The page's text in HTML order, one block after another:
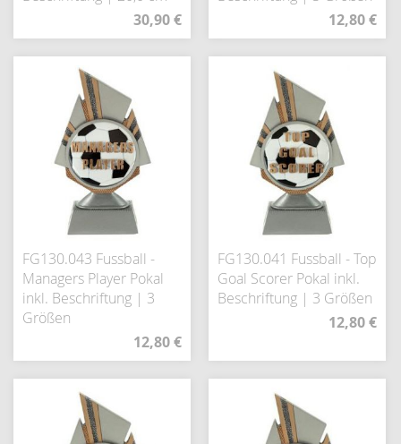
30,90 €
12,80 €
FG130.043 Fussball -
Managers Player Pokal
inkl. Beschriftung | 3
Größen
12,80 €
FG130.041 Fussball - Top
Goal Scorer Pokal inkl.
Beschriftung | 3 Größen
12,80 €